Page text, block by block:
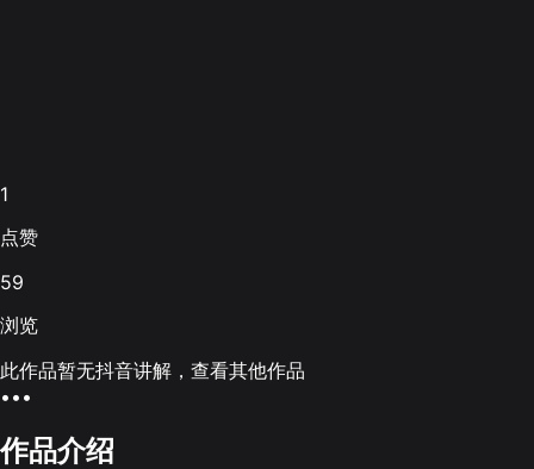
1
点赞
59
浏览
此作品暂无抖音讲解，查看其他作品
•••
作品介绍